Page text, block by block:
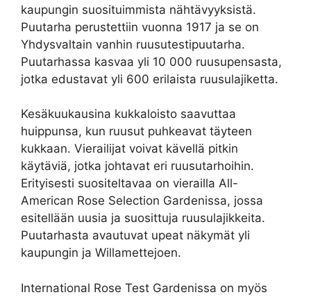
kaupungin suosituimmista nähtävyyksistä.
Puutarha perustettiin vuonna 1917 ja se on
Yhdysvaltain vanhin ruusutestipuutarha.
Puutarhassa kasvaa yli 10 000 ruusupensasta,
jotka edustavat yli 600 erilaista ruusulajiketta.
Kesäkuukausina kukkaloisto saavuttaa
huippunsa, kun ruusut puhkeavat täyteen
kukkaan. Vierailijat voivat kävellä pitkin
käytäviä, jotka johtavat eri ruusutarhoihin.
Erityisesti suositeltavaa on vierailla All-
American Rose Selection Gardenissa, jossa
esitellään uusia ja suosittuja ruusulajikkeita.
Puutarhasta avautuvat upeat näkymät yli
kaupungin ja Willamettejoen.
International Rose Test Gardenissa on myös